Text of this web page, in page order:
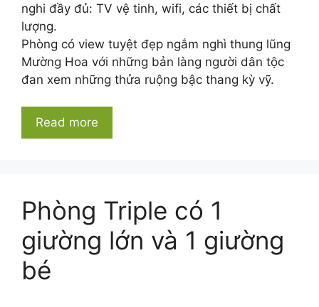
nghi đầy đủ: TV vệ tinh, wifi, các thiết bị chất
lượng.
Phòng có view tuyệt đẹp ngắm nghì thung lũng
Mường Hoa với những bản làng người dân tộc
đan xem những thửa ruộng bậc thang kỳ vỹ.
Read more
Phòng Triple có 1
giường lớn và 1 giường
bé